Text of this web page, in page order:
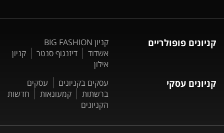
קניונים פופולריים
קניון BIG FASHION
אשדוד
דיזנגוף סנטר
קניון
אילון
קניונים עסקי עסקים בקניונים
עסקים
ברשתות
קמעונאות
חדשות
הקניונים